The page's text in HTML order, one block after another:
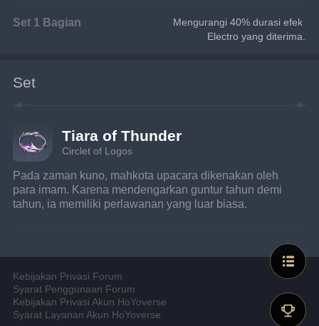
Set 1 Bagian
Mengurangi 40% durasi efek
Electro yang diterima.
Set
Tiara of Thunder
Circlet of Logos
Pada zaman kuno, mahkota upacara dikenakan oleh
para imam. Karena mendengarkan guntur tahun demi
tahun, ia memiliki perlawanan yang luar biasa.
Kebijakan Privasi Forum
Syarat Penggunaan Forum
Kebijakan Privasi Akun HoYoverse
Syarat Layanan Akun HoYoverse